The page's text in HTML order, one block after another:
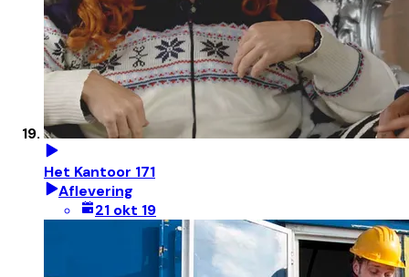
Het Kantoor 171
Aflevering
21 okt 19